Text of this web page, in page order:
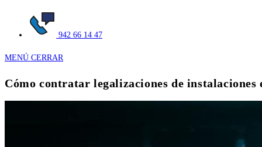
942 66 14 47
MENÚ CERRAR
Cómo contratar legalizaciones de